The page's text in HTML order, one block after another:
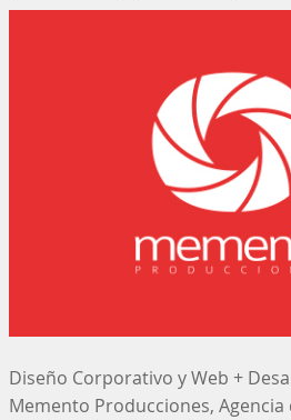
Diseño Corporativo y Web +
Memento Producciones, Agencia